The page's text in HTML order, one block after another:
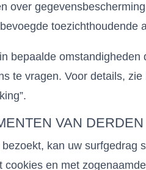
over
toezichthoudende
bepaalde
te vragen. Voor details,
VAN DERDEN
kan uw surfgedrag
en met